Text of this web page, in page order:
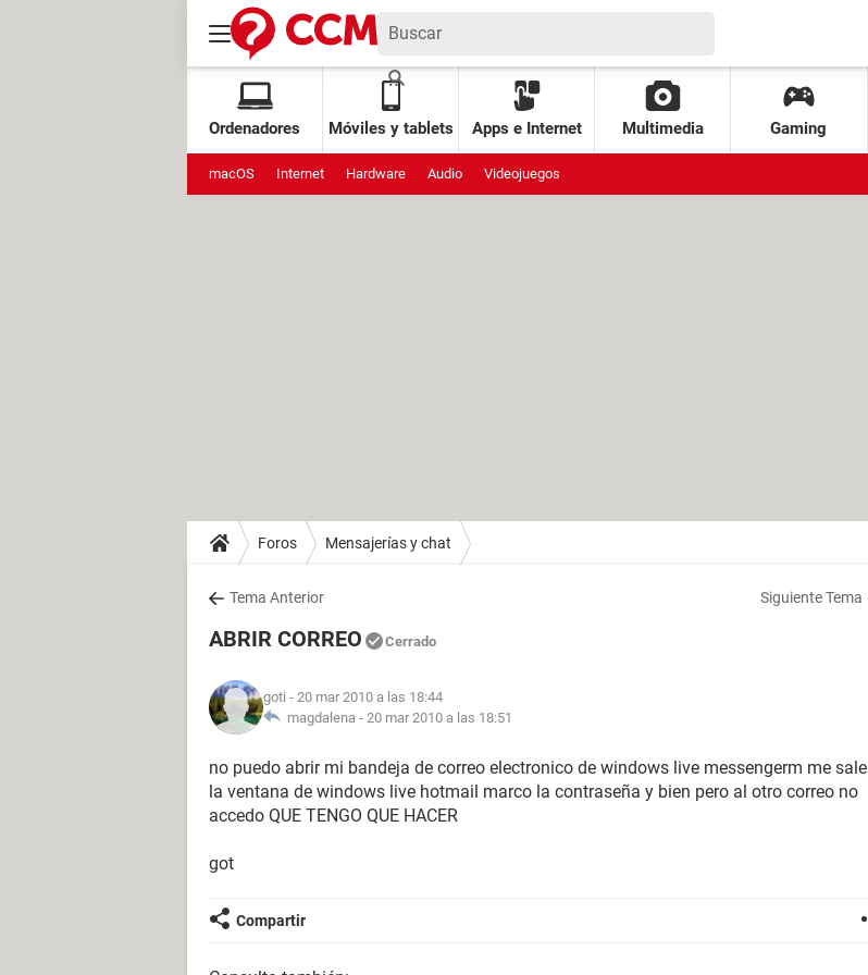
Ordenadores Móviles y tablets Apps e Internet Multimedia Gaming
macOS Internet Hardware Audio Videojuegos
Foros Mensajerías y chat
Tema Anterior Siguiente Tema
ABRIR CORREO Cerrado
goti - 20 mar 2010 a las 18:44
magdalena - 20 mar 2010 a las 18:51
no puedo abrir mi bandeja de correo electronico de windows live messengerm me sale
la ventana de windows live hotmail marco la contraseña y bien pero al otro correo no
accedo QUE TENGO QUE HACER
got
Compartir